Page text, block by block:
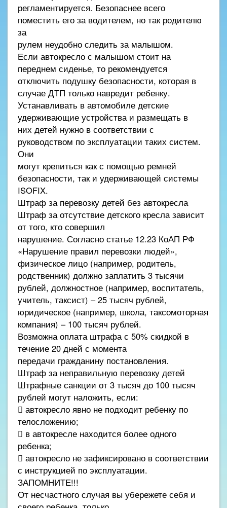
регламентируется. Безопаснее всего
поместить его за водителем, но так родителю
за
рулем неудобно следить за малышом.
Если автокресло с малышом стоит на
переднем сиденье, то рекомендуется
отключить подушку безопасности, которая в
случае ДТП только навредит ребенку.
Устанавливать в автомобиле детские
удерживающие устройства и размещать в
них детей нужно в соответствии с
руководством по эксплуатации таких систем.
Они
могут крепиться как с помощью ремней
безопасности, так и удерживающей системы
ISOFIX.
Штраф за перевозку детей без автокресла
Штраф за отсутствие детского кресла зависит
от того, кто совершил
нарушение. Согласно статье 12.23 КоАП РФ
«Нарушение правил перевозки людей»,
физическое лицо (например, родитель,
родственник) должно заплатить 3 тысячи
рублей, должностное (например, воспитатель,
учитель, таксист) – 25 тысяч рублей,
юридическое (например, школа, таксомоторная
компания) – 100 тысяч рублей.
Возможна оплата штрафа с 50% скидкой в
течение 20 дней с момента
передачи гражданину постановления.
Штраф за неправильную перевозку детей
Штрафные санкции от 3 тысяч до 100 тысяч
рублей могут наложить, если:
 автокресло явно не подходит ребенку по
телосложению;
 в автокресле находится более одного
ребенка;
 автокресло не зафиксировано в соответствии
с инструкцией по эксплуатации.
ЗАПОМНИТЕ!!!
От несчастного случая вы убережете себя и